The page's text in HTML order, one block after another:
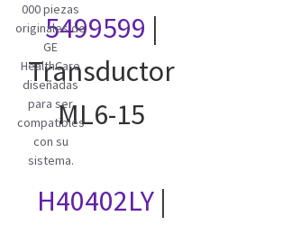
000 piezas
originales de
GE
HealthCare
diseñadas
para ser
compatibles
con su
sistema.
5499599 |
Transductor
ML6-15
H40402LY|